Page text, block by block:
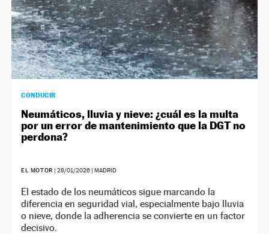
CONDUCIR
Neumáticos, lluvia y nieve: ¿cuál es la multa
por un error de mantenimiento que la DGT no
perdona?
EL MOTOR | 28/01/2026| MADRID
El estado de los neumáticos sigue marcando la
diferencia en seguridad vial, especialmente bajo lluvia
o nieve, donde la adherencia se convierte en un factor
decisivo.